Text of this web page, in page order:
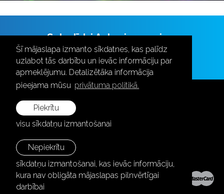
Šī mājaslapa izmanto sīkdatnes, kas palīdz
uzlabot tās darbību un ievāc informāciju par
apmeklējumu. Detalizētāka informācija
pieejama mūsu privātuma politikā.
Nepiekrītu
sīkdatņu izmantošanai, kas ievāc informāciju,
kura nav obligāta mājaslapas pilnvērtīgai
darbībai
Piekrītu
visu sīkdatņu izmantošanai
Seko līdzi Aulas jaunumiem
+371 28787870
info@aula.lv
© 2026 SIA "Aula Events".
Visas tiesības aizsargātas.
Mājaslapa:Graftik